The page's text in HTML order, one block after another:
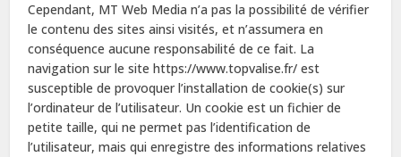
Cependant, MT Web Media n’a pas la possibilité de vérifier
le contenu des sites ainsi visités, et n’assumera en
conséquence aucune responsabilité de ce fait. La
navigation sur le site https://www.topvalise.fr/ est
susceptible de provoquer l’installation de cookie(s) sur
l’ordinateur de l’utilisateur. Un cookie est un fichier de
petite taille, qui ne permet pas l’identification de
l’utilisateur, mais qui enregistre des informations relatives